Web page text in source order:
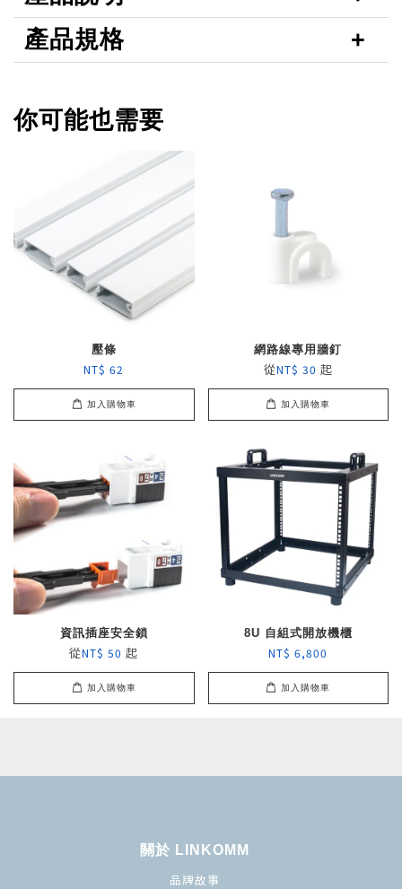
產品規格
你可能也需要
壓條
NT$ 62
加入購物車
網路線專用牆釘
從NT$ 30 起
加入購物車
資訊插座安全鎖
從NT$ 50起
加入購物車
8U 自組式開放機櫃
NT$ 6,800
加入購物車
關於 LINKOMM
品牌故事